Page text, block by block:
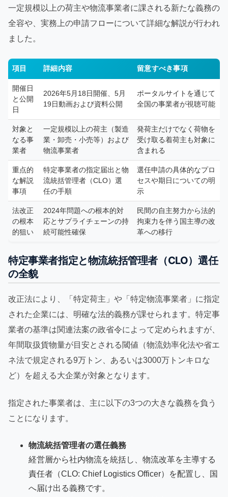
一定規模以上の荷主や物流事業者に課される新たな義務の
全容や、実務上の申請フローについて詳細な解説が行われ
ました。
項目 詳細内容 留意すべき事項
開催日
と公開
日
2026年5月18日開催、5月
19日動画および資料公開
ポータルサイトを通じて
全国の事業者が視聴可能
対象と
なる事
業者
一定規模以上の荷主（製造
業・卸売・小売等）および
物流事業者
発荷主だけでなく荷物を
受け取る着荷主も対象に
含まれる
重点的
な解説
事項
特定事業者の指定届出と物
流統括管理者（CLO）選
任の手順
選任申請の具体的なプロ
セスや期日についての明
示
法改正
の根本
的狙い
2024年問題への根本的対
応とサプライチェーンの持
続可能性確保
民間の自主努力から法的
拘束力を伴う国主導の改
革への移行
特定事業者指定と物流統括管理者（CLO）選任
の全貌
改正法により、「特定荷主」や「特定物流事業者」に指定
された企業には、明確な法的義務が課せられます。特定事
業者の基準は関連法案の政省令によって定められますが、
年間取扱貨物量が目安とされる閾値（物流効率化法や省エ
ネ法で規定される9万トン、あるいは3000万トンキロな
ど）を超える大企業が対象となります。
指定された事業者は、主に以下の3つの大きな義務を負う
ことになります。
物流統括管理者の選任義務
経営層から社内物流を統括し、物流改革を主導する
責任者（CLO: Chief Logistics Officer）を配置し、国
へ届け出る義務です。